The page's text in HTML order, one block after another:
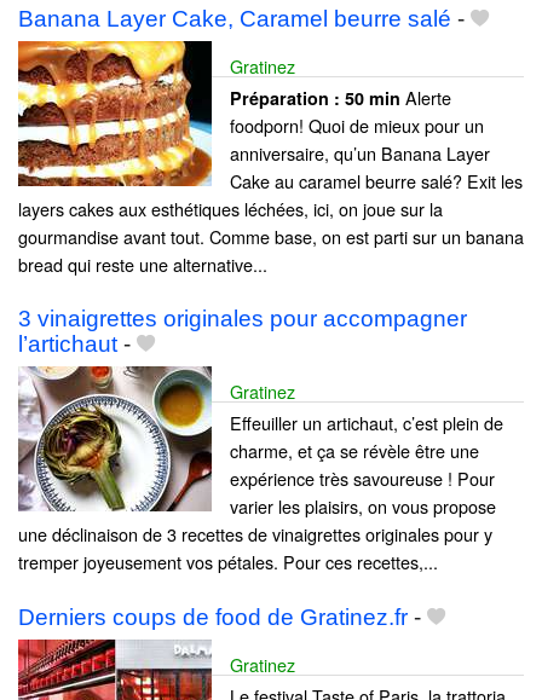
Banana Layer Cake, Caramel beurre salé -
Gratinez
Préparation : 50 min Alerte
foodporn! Quoi de mieux pour un
anniversaire, qu’un Banana Layer
Cake au caramel beurre salé? Exit les
layers cakes aux esthétiques léchées, ici, on joue sur la
gourmandise avant tout. Comme base, on est parti sur un banana
bread qui reste une alternative...
3 vinaigrettes originales pour accompagner
l’artichaut-
Gratinez
Effeuiller un artichaut, c’est plein de
charme, et ça se révèle être une
expérience très savoureuse ! Pour
varier les plaisirs, on vous propose
une déclinaison de 3 recettes de vinaigrettes originales pour y
tremper joyeusement vos pétales. Pour ces recettes,...
Derniers coups de food de Gratinez.fr -
Gratinez